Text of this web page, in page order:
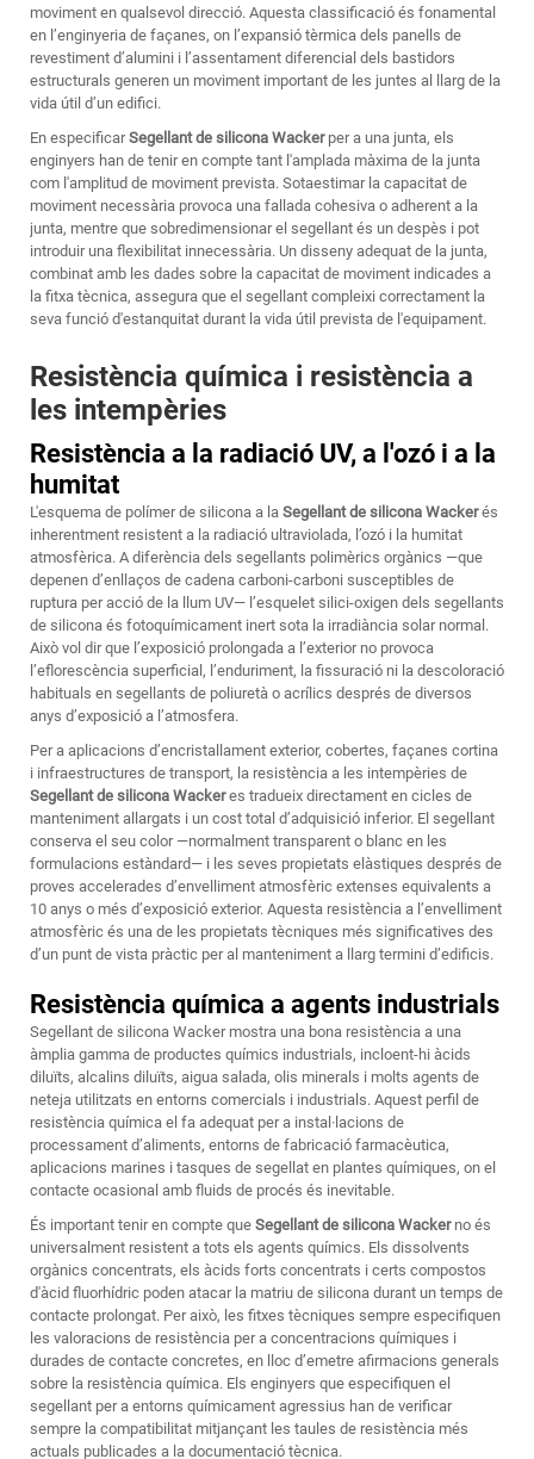
moviment en qualsevol direcció. Aquesta classificació és fonamental
en l’enginyeria de façanes, on l’expansió tèrmica dels panells de
revestiment d’alumini i l’assentament diferencial dels bastidors
estructurals generen un moviment important de les juntes al llarg de la
vida útil d’un edifici.
En especificarSegellant de silicona Wacker per a una junta, els
enginyers han de tenir en compte tant l'amplada màxima de la junta
com l'amplitud de moviment prevista. Sotaestimar la capacitat de
moviment necessària provoca una fallada cohesiva o adherent a la
junta, mentre que sobredimensionar el segellant és un despès i pot
introduir una flexibilitat innecessària. Un disseny adequat de la junta,
combinat amb les dades sobre la capacitat de moviment indicades a
la fitxa tècnica, assegura que el segellant compleixi correctament la
seva funció d'estanquitat durant la vida útil prevista de l'equipament.
Resistència química i resistència a
les intempèries
Resistència a la radiació UV, a l'ozó i a la
humitat
L'esquema de polímer de silicona a la Segellant de silicona Wackerés
inherentment resistent a la radiació ultraviolada, l’ozó i la humitat
atmosfèrica. A diferència dels segellants polimèrics orgànics —que
depenen d’enllaços de cadena carboni-carboni susceptibles de
ruptura per acció de la llum UV— l’esquelet silici-oxigen dels segellants
de silicona és fotoquímicament inert sota la irradiància solar normal.
Això vol dir que l’exposició prolongada a l’exterior no provoca
l’eflorescència superficial, l’enduriment, la fissuració ni la descoloració
habituals en segellants de poliuretà o acrílics després de diversos
anys d’exposició a l’atmosfera.
Per a aplicacions d’encristallament exterior, cobertes, façanes cortina
i infraestructures de transport, la resistència a les intempèries de
Segellant de silicona Wackeres tradueix directament en cicles de
manteniment allargats i un cost total d’adquisició inferior. El segellant
conserva el seu color —normalment transparent o blanc en les
formulacions estàndard— i les seves propietats elàstiques després de
proves accelerades d’envelliment atmosfèric extenses equivalents a
10 anys o més d’exposició exterior. Aquesta resistència a l’envelliment
atmosfèric és una de les propietats tècniques més significatives des
d’un punt de vista pràctic per al manteniment a llarg termini d’edificis.
Resistència química a agents industrials
Segellant de silicona Wacker mostra una bona resistència a una
àmplia gamma de productes químics industrials, incloent-hi àcids
diluïts, alcalins diluïts, aigua salada, olis minerals i molts agents de
neteja utilitzats en entorns comercials i industrials. Aquest perfil de
resistència química el fa adequat per a instal·lacions de
processament d’aliments, entorns de fabricació farmacèutica,
aplicacions marines i tasques de segellat en plantes químiques, on el
contacte ocasional amb fluids de procés és inevitable.
És important tenir en compte que Segellant de silicona Wacker no és
universalment resistent a tots els agents químics. Els dissolvents
orgànics concentrats, els àcids forts concentrats i certs compostos
d'àcid fluorhídric poden atacar la matriu de silicona durant un temps de
contacte prolongat. Per això, les fitxes tècniques sempre especifiquen
les valoracions de resistència per a concentracions químiques i
durades de contacte concretes, en lloc d’emetre afirmacions generals
sobre la resistència química. Els enginyers que especifiquen el
segellant per a entorns químicament agressius han de verificar
sempre la compatibilitat mitjançant les taules de resistència més
actuals publicades a la documentació tècnica.